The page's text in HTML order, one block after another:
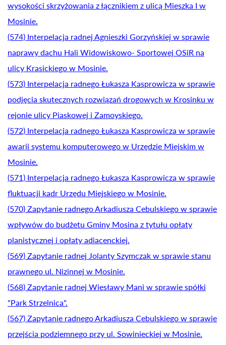
wysokości skrzyżowania z łącznikiem z ulicą Mieszka I w
Mosinie.
(574) Interpelacja radnej Agnieszki Gorzyńskiej w sprawie
naprawy dachu Hali Widowiskowo- Sportowej OSiR na
ulicy Krasickiego w Mosinie.
(573) Interpelacja radnego Łukasza Kasprowicza w sprawie
podjęcia skutecznych rozwiązań drogowych w Krosinku w
rejonie ulicy Piaskowej i Zamoyskiego.
(572) Interpelacja radnego Łukasza Kasprowicza w sprawie
awarii systemu komputerowego w Urzędzie Miejskim w
Mosinie.
(571) Interpelacja radnego Łukasza Kasprowicza w sprawie
fluktuacji kadr Urzędu Miejskiego w Mosinie.
(570) Zapytanie radnego Arkadiusza Cebulskiego w sprawie
wpływów do budżetu Gminy Mosina z tytułu opłaty
planistycznej i opłaty adiacenckiej.
(569) Zapytanie radnej Jolanty Szymczak w sprawie stanu
prawnego ul. Nizinnej w Mosinie.
(568) Zapytanie radnej Wiesławy Mani w sprawie spółki
"Park Strzelnica".
(567) Zapytanie radnego Arkadiusza Cebulskiego w sprawie
przejścia podziemnego przy ul. Sowinieckiej w Mosinie.